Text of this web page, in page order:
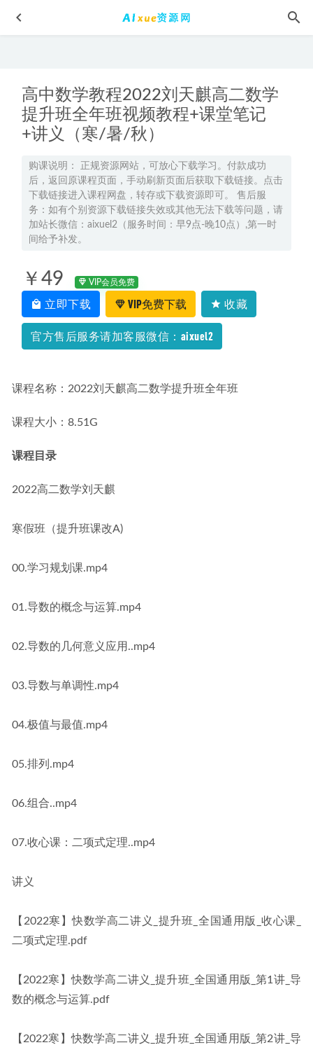
高中数学教程2022刘天麒高二数学
提升班全年班视频教程+课堂笔记
+讲义（寒/暑/秋）
购课说明： 正规资源网站，可放心下载学习。付款成功
后，返回原课程页面，手动刷新页面后获取下载链接。点击
下载链接进入课程网盘，转存或下载资源即可。 售后服
务：如有个别资源下载链接失效或其他无法下载等问题，请
加站长微信：aixuel2（服务时间：早9点-晚10点）,第一时
间给予补发。
￥49 VIP会员免费
立即下载 VIP免费下载 收藏
官方售后服务请加客服微信：aixuel2
课程名称：2022刘天麒高二数学提升班全年班
课程大小：8.51G
课程目录
2022高二数学刘天麒
寒假班（提升班课改A)
00.学习规划课.mp4
01.导数的概念与运算.mp4
02.导数的几何意义应用..mp4
03.导数与单调性.mp4
04.极值与最值.mp4
05.排列.mp4
06.组合..mp4
07.收心课：二项式定理..mp4
讲义
【2022寒】快数学高二讲义_提升班_全国通用版_收心课_
二项式定理.pdf
【2022寒】快数学高二讲义_提升班_全国通用版_第1讲_导
数的概念与运算.pdf
【2022寒】快数学高二讲义_提升班_全国通用版_第2讲_导
韩佳伟高中数学网课2024韩佳伟高二数学a+教程寒假班
02-05
2026年国家玮高二语文下学期寒春班网课教程 2026-04-08
健康养生-杨景怡14节体态魅力修炼课，教你展现东方美,百
度网盘资源打包下载
网盘打包下载,高三数学/高考数学教学视频
2025张华高三数学s二轮复习寒假班 2025-01-24